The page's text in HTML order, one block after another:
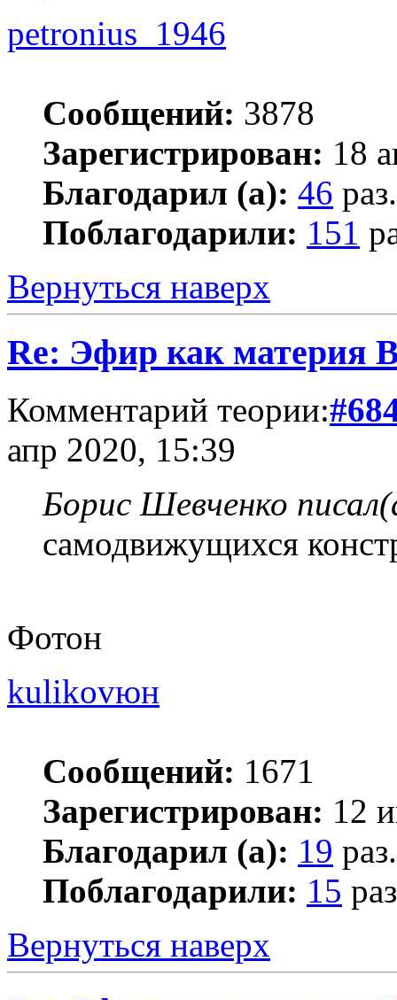
petronius_1946
Сообщений: 3878
Зарегистрирован: 18
Благодарил (а): 46 раз.
Поблагодарили: 151
Вернуться наверх
Re: Эфир как материя
Комментарий теории:
апр 2020, 15:39
Борис Шевченко
самодвижущихся
Фотон
kulikovюн
Сообщений: 1671
Зарегистрирован: 12
Благодарил (а): 19 раз.
Поблагодарили: 15
Вернуться наверх